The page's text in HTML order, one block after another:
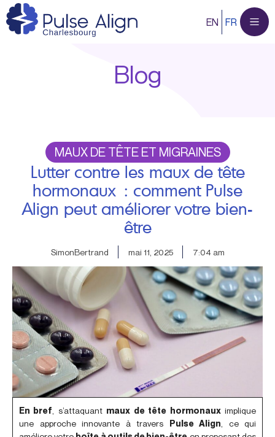
Aller
au
EN FR
Blog
MAUX DE TÊTE ET MIGRAINES
Lutter contre les maux de tête
hormonaux : comment Pulse
Align peut améliorer votre bien-
être
SimonBertrand mai 11, 2025 7:04 am
En bref , s’attaquant maux de tête hormonauximplique
une approche innovante à travers Pulse Align , ce qui